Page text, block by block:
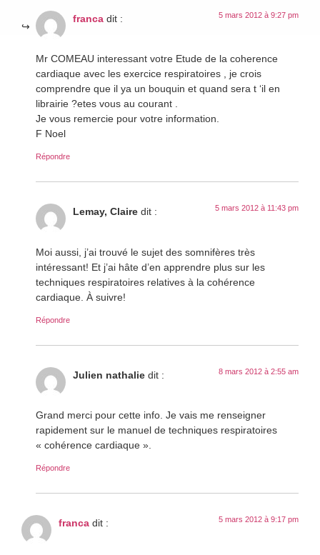
franca dit : 5 mars 2012 à 9:27 pm
Mr COMEAU interessant votre Etude de la coherence
cardiaque avec les exercice respiratoires , je crois
comprendre que il ya un bouquin et quand sera t ‘il en
librairie ?etes vous au courant .
Je vous remercie pour votre information.
F Noel
Répondre
Lemay, Claire dit : 5 mars 2012 à 11:43 pm
Moi aussi, j’ai trouvé le sujet des somnifères très
intéressant! Et j’ai hâte d’en apprendre plus sur les
techniques respiratoires relatives à la cohérence
cardiaque. À suivre!
Répondre
Julien nathalie dit : 8 mars 2012 à 2:55 am
Grand merci pour cette info. Je vais me renseigner
rapidement sur le manuel de techniques respiratoires
« cohérence cardiaque ».
Répondre
franca dit : 5 mars 2012 à 9:17 pm